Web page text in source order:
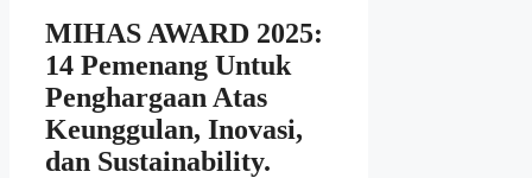
MIHAS AWARD 2025:
14 Pemenang Untuk
Penghargaan Atas
Keunggulan, Inovasi,
dan Sustainability.